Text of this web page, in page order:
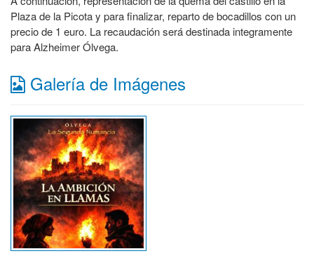
Plaza de la Picota y para finalizar, reparto de bocadillos con un
precio de 1 euro. La recaudación será destinada integramente
para Alzheimer Ólvega.
Galería de Imágenes